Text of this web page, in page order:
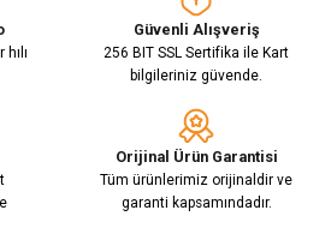
Güvenli Alışveriş
256 BIT SSL Sertifika ile Kart
bilgileriniz güvende.
Orijinal Ürün Garantisi
Tüm ürünlerimiz orijinaldir ve
garanti kapsamındadır.